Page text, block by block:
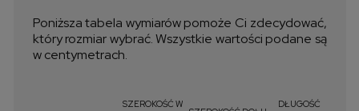
Poniższa tabela wymiarów pomoże Ci zdecydować,
który rozmiar wybrać. Wszystkie wartości podane są
w centymetrach.
SZEROKOŚĆ W DŁUGOŚĆ